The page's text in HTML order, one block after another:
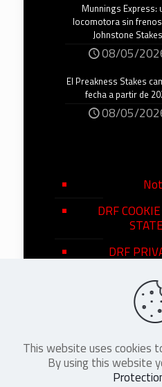
Munnings Express:
locomotora sin
Johnstone Stakes
08/05/
El Preakness Stakes
fecha a partir de
08/05/
DRF
DRF
©2026DRF en
This website uses cookies
By using this website